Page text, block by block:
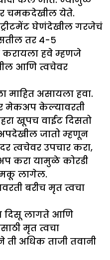
चमकदेखील येते.
ट्रीटमेंट घेणंदेखील गरजेचं
तर ४-५
करायला हवे म्हणजे
आणि त्वचेवर
माहित असायला हवा.
मेकअप केल्यावरती
खूपच वाईट दिसतो
जातो म्हणून
त्वचेवर उपचार करा,
करा यामुळे कोरडी
लागेल.
बरीच मृत त्वचा
दिसू लागते आणि
मृत त्वचा
ती अधिक ताजी तवानी